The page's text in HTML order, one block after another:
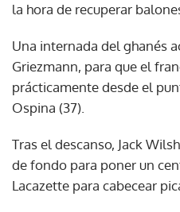
la hora de recuperar
Una internada del ghanés
Griezmann, para que el
prácticamente desde el
Ospina (37).
Tras el descanso, Jack
de fondo para poner un
Lacazette para cabecear